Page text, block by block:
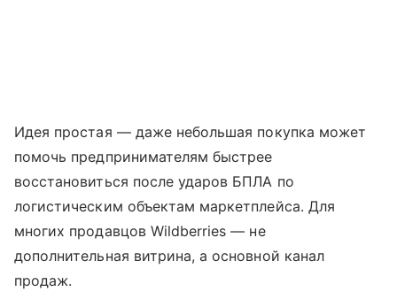
Идея простая — даже небольшая покупка может
помочь предпринимателям быстрее
восстановиться после ударов БПЛА по
логистическим объектам маркетплейса. Для
многих продавцов Wildberries — не
дополнительная витрина, а основной канал
продаж.